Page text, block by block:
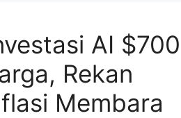
AI $700
Rekan
Membara